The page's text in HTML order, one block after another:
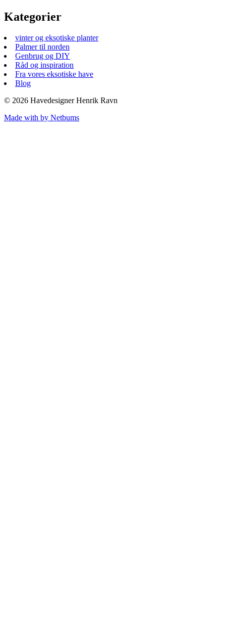
Kategorier
vinter og eksotiske planter
Palmer til norden
Genbrug og DIY
Råd og inspiration
Fra vores eksotiske have
Blog
© 2026 Havedesigner Henrik Ravn
Made with by Netbums